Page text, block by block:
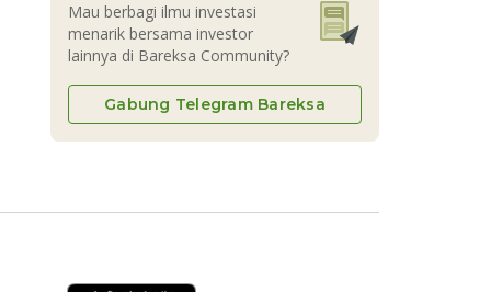
Mau berbagi ilmu investasi
menarik bersama investor
lainnya di Bareksa Community?
Gabung Telegram Bareksa